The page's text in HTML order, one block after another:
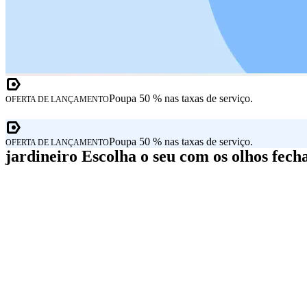
OFERTA DE LANÇAMENTOPoupa 50 % nas taxas de serviço.
OFERTA DE LANÇAMENTOPoupa 50 % nas taxas de serviço.
jardineiro Escolha o seu com os olhos